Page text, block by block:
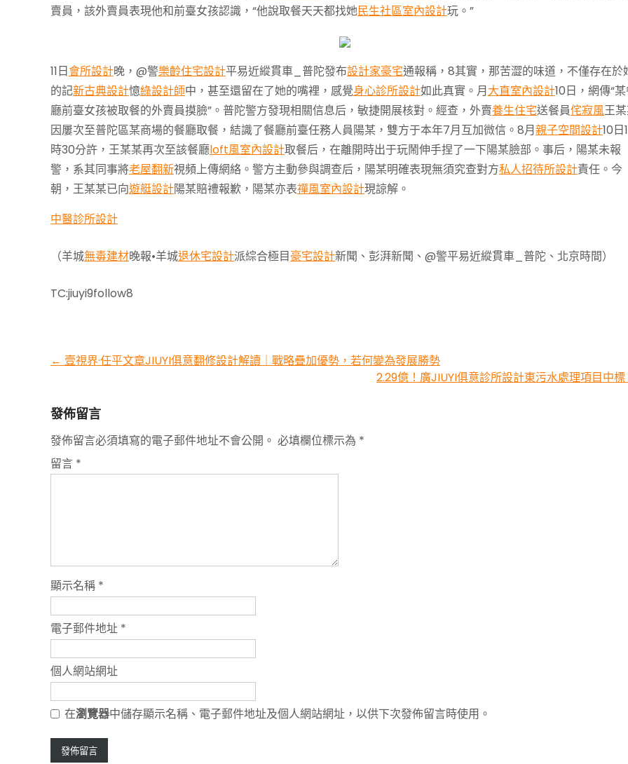
賣員，該外賣員表現他和前臺女孩認識，“他說取餐天天都找她民生社區室內設計玩。”
11日會所設計晚，@警樂齡住宅設計平易近縱貫車_普陀發布設計家豪宅通報稱，8其實，那苦澀的味道，不僅存在於
的記新古典設計憶綠設計師中，甚至還留在了她的嘴裡，感覺身心診所設計如此真實。月大直室內設計10日，網傳“
廳前臺女孩被取餐的外賣員摸臉”。普陀警方發現相關信息后，敏捷開展核對。經查，外賣養生住宅送餐員侘寂風王
因屢次至普陀區某商場的餐廳取餐，結識了餐廳前臺任務人員陽某，雙方于本年7月互加微信。8月親子空間設計10日
時30分許，王某某再次至該餐廳loft風室內設計取餐后，在離開時出于玩鬧伸手捏了一下陽某臉部。事后，陽某未報
警，系其同事將老屋翻新視頻上傳網絡。警方主動參與調查后，陽某明確表現無須究查對方私人招待所設計責任。今
朝，王某某已向遊艇設計陽某賠禮報歉，陽某亦表禪風室內設計現諒解。
中醫診所設計
（羊城無毒建材晚報•羊城退休宅設計派綜合極目豪宅設計新聞、彭湃新聞、@警平易近縱貫車_普陀、北京時間）
TC:jiuyi9follow8
Post
← 壹視界·任平文章JIUYI俱意翻修設計解讀｜戰略疊加優勢，若何變為發展勝勢
2.29億！廣JIUYI俱意診所設計東污水處理項目中標
發佈留言
發佈留言必須填寫的電子郵件地址不會公開。 必填欄位標示為 *
留言 *
顯示名稱 *
電子郵件地址 *
個人網站網址
在瀏覽器中儲存顯示名稱、電子郵件地址及個人網站網址，以供下次發佈留言時使用。